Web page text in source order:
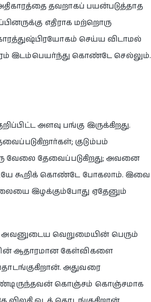
தவறாகப் பயன்படுத்தாத
எதிராக மற்றொரு
செய்ய விடாமல்
இடம்பெயர்ந்து கொண்டே செல்லும்.
அளவு பங்கு இருக்கிறது.
குடும்பம்
வேலை தேவைப்படுகிறது; அவனை
கூறிக் கொண்டே போகலாம். இவை
இழக்கும்போது ஏதேனும்
வெறுமையின் பெரும்
ஆதாரமான கேள்விகளை
அதுவரை
கொஞ்சம் கொஞ்சமாக